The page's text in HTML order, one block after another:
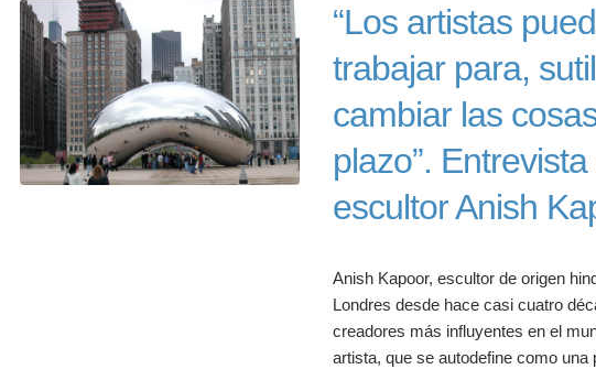
“Los artistas
trabajar para,
cambiar las
plazo”. Entrevista
escultor Anish
Anish Kapoor, escultor de origen
Londres desde hace casi cuatro
creadores más influyentes en el
artista, que se autodefine como una